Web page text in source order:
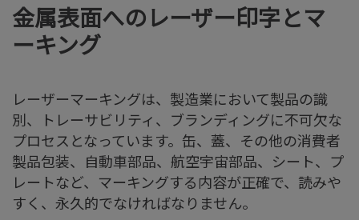
金属表面へのレーザー印字とマ
ーキング
レーザーマーキングは、製造業において製品の識
別、トレーサビリティ、ブランディングに不可欠な
プロセスとなっています。缶、蓋、その他の消費者
製品包装、自動車部品、航空宇宙部品、シート、プ
レートなど、マーキングする内容が正確で、読みや
すく、永久的でなければなりません。